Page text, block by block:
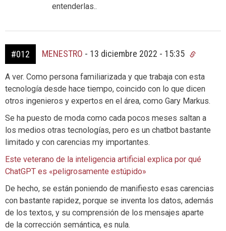
entenderlas..
#012 MENESTRO - 13 diciembre 2022 - 15:35
A ver. Como persona familiarizada y que trabaja con esta
tecnología desde hace tiempo, coincido con lo que dicen
otros ingenieros y expertos en el área, como Gary Markus.
Se ha puesto de moda como cada pocos meses saltan a
los medios otras tecnologías, pero es un chatbot bastante
limitado y con carencias my importantes.
Este veterano de la inteligencia artificial explica por qué
ChatGPT es «peligrosamente estúpido»
De hecho, se están poniendo de manifiesto esas carencias
con bastante rapidez, porque se inventa los datos, además
de los textos, y su comprensión de los mensajes aparte
de la corrección semántica, es nula.